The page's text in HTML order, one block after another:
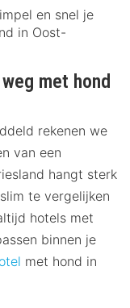
en snel je
in Oost-
met hond
rekenen we
van een
hangt sterk
te vergelijken
hotels met
binnen je
met hond in